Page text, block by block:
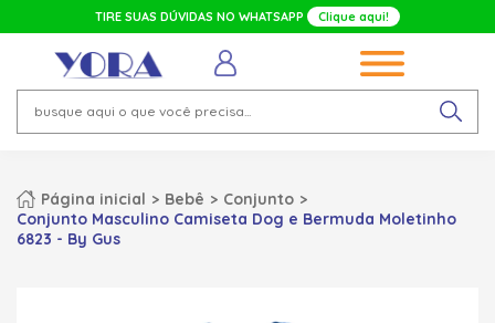
TIRE SUAS DÚVIDAS NO WHATSAPP Clique aqui!
Página inicial Bebê
Conjunto
Conjunto Masculino Camiseta Dog e Bermuda Moletinho
6823 - By Gus